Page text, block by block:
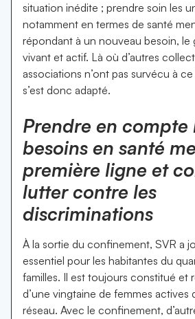
situation inédite ; prendre soin les
notamment en termes de santé
répondant à un nouveau besoin, le
vivant et actif. Là où d’autres
associations n’ont pas survécu à
s’est donc adapté.
Prendre en compte
besoins en santé
première ligne et
lutter contre les
discriminations
À la sortie du confinement, SVR a
essentiel pour les habitantes du
familles. Il est toujours constitué et
d’une vingtaine de femmes actives
réseau. Avec le confinement,